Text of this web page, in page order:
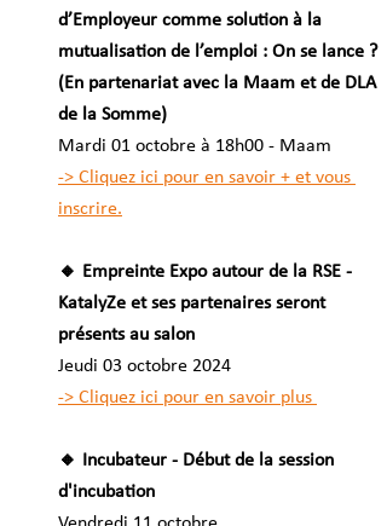
d’Employeur comme solution à la
mutualisation de l’emploi : On se lance ?
(En partenariat avec la Maam et de DLA
de la Somme)
Mardi 01 octobre à 18h00 - Maam
-> Cliquez ici pour en savoir + et vous
inscrire.
🔸 Empreinte Expo autour de la RSE -
KatalyZe et ses partenaires seront
présents au salon
Jeudi 03 octobre 2024
-> Cliquez ici pour en savoir plus
🔸 Incubateur - Début de la session
d'incubation